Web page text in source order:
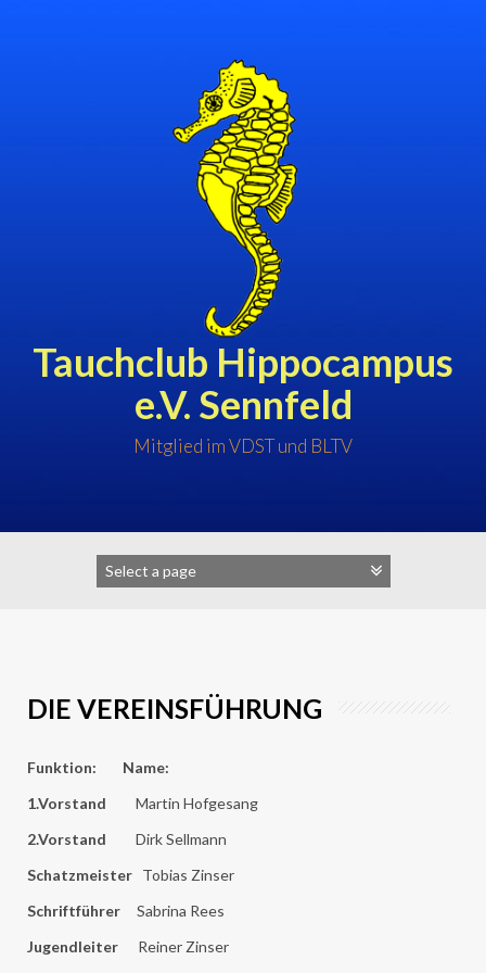
Tauchclub Hippocampus
e.V. Sennfeld
Mitglied im VDST und BLTV
DIE VEREINSFÜHRUNG
Funktion: Name:
1.Vorstand Martin Hofgesang
2.Vorstand Dirk Sellmann
Schatzmeister Tobias Zinser
Schriftführer Sabrina Rees
Jugendleiter Reiner Zinser